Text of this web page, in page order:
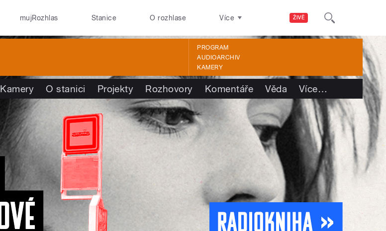
ŽIVĚ
mujRozhlas Stanice O rozhlase Více
PROGRAM
AUDIOARCHIV
KAMERY
Kamery O stanici Projekty Rozhovory Komentáře Věda Více…